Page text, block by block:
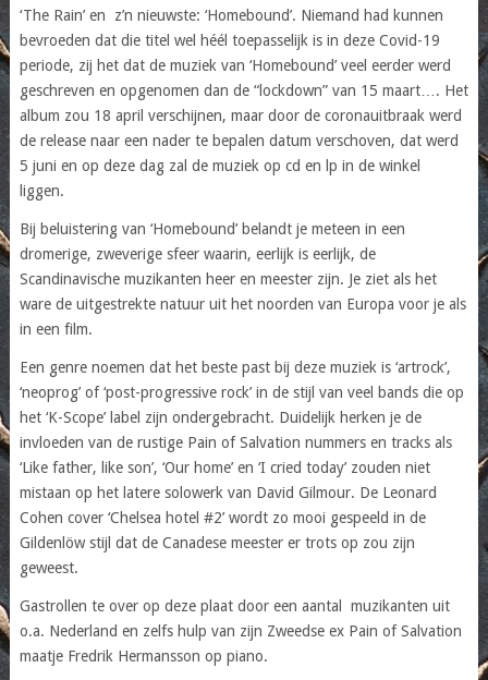
‘The Rain’ en z’n nieuwste: ‘Homebound’. Niemand had kunnen
bevroeden dat die titel wel héél toepasselijk is in deze Covid-19
periode, zij het dat de muziek van ‘Homebound’ veel eerder werd
geschreven en opgenomen dan de “lockdown” van 15 maart…. Het
album zou 18 april verschijnen, maar door de coronauitbraak werd
de release naar een nader te bepalen datum verschoven, dat werd
5 juni en op deze dag zal de muziek op cd en lp in de winkel
liggen.
Bij beluistering van ‘Homebound’ belandt je meteen in een
dromerige, zweverige sfeer waarin, eerlijk is eerlijk, de
Scandinavische muzikanten heer en meester zijn. Je ziet als het
ware de uitgestrekte natuur uit het noorden van Europa voor je als
in een film.
Een genre noemen dat het beste past bij deze muziek is ‘artrock’,
‘neoprog’ of ‘post-progressive rock’ in de stijl van veel bands die op
het ‘K-Scope’ label zijn ondergebracht. Duidelijk herken je de
invloeden van de rustige Pain of Salvation nummers en tracks als
‘Like father, like son’, ‘Our home’ en ‘I cried today’ zouden niet
mistaan op het latere solowerk van David Gilmour. De Leonard
Cohen cover ‘Chelsea hotel #2’ wordt zo mooi gespeeld in de
Gildenlöw stijl dat de Canadese meester er trots op zou zijn
geweest.
Gastrollen te over op deze plaat door een aantal muzikanten uit
o.a. Nederland en zelfs hulp van zijn Zweedse ex Pain of Salvation
maatje Fredrik Hermansson op piano.